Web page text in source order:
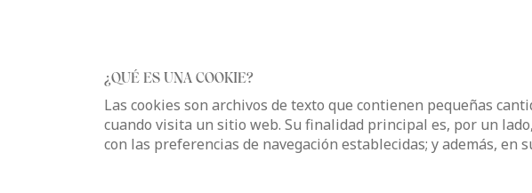
¿QUÉ ES UNA COOKIE?
Las cookies son archivos de texto que contienen pequeñas
cuando visita un sitio web. Su finalidad principal es, por un
con las preferencias de navegación establecidas; y además,